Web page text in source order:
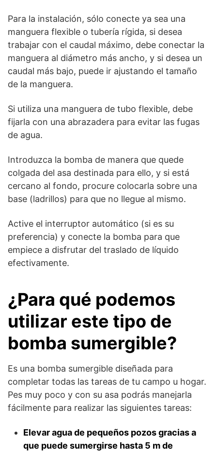
Para la instalación, sólo conecte ya sea una
manguera flexible o tubería rígida, si desea
trabajar con el caudal máximo, debe conectar la
manguera al diámetro más ancho, y si desea un
caudal más bajo, puede ir ajustando el tamaño
de la manguera.
Si utiliza una manguera de tubo flexible, debe
fijarla con una abrazadera para evitar las fugas
de agua.
Introduzca la bomba de manera que quede
colgada del asa destinada para ello, y si está
cercano al fondo, procure colocarla sobre una
base (ladrillos) para que no llegue al mismo.
Active el interruptor automático (si es su
preferencia) y conecte la bomba para que
empiece a disfrutar del traslado de líquido
efectivamente.
¿Para qué podemos
utilizar este tipo de
bomba sumergible?
Es una bomba sumergible diseñada para
completar todas las tareas de tu campo u hogar.
Pes muy poco y con su asa podrás manejarla
fácilmente para realizar las siguientes tareas:
Elevar agua de pequeños pozos gracias a
que puede sumergirse hasta 5 m de